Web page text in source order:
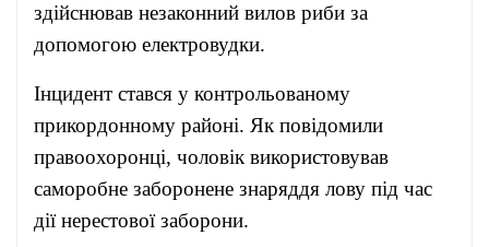
здійснював незаконний вилов риби за
допомогою електровудки.
Інцидент стався у контрольованому
прикордонному районі. Як повідомили
правоохоронці, чоловік використовував
саморобне заборонене знаряддя лову під час
дії нерестової заборони.